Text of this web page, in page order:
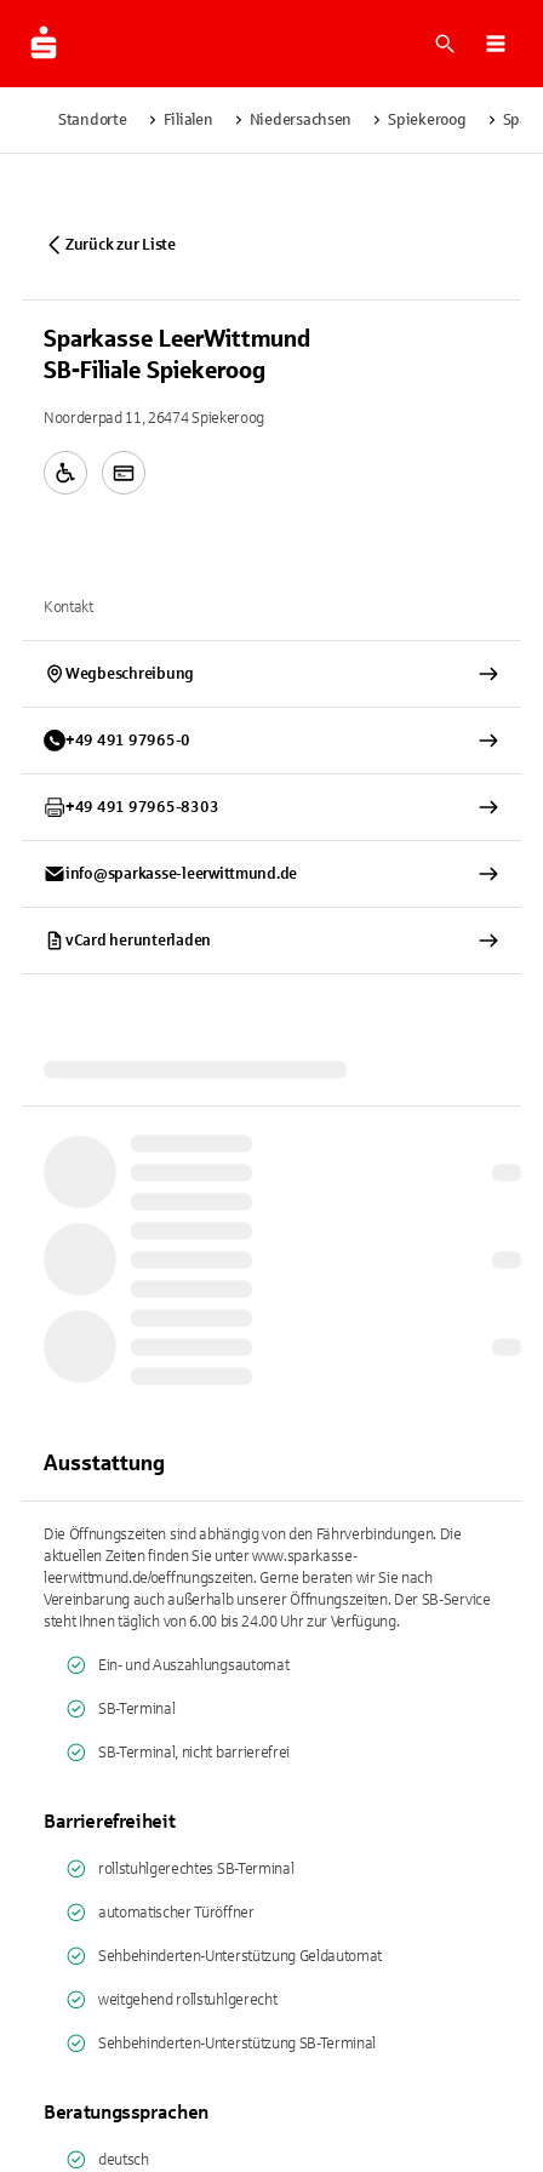
Suche
Standorte Filialen Niedersachsen Spiekeroog
Zurück zur Liste
Sparkasse LeerWittmund
SB-Filiale Spiekeroog
Noorderpad 11, 26474 Spiekeroog
Kontakt
Wegbeschreibung
+49 491 97965-0
+49 491 97965-8303
info@sparkasse-leerwittmund.de
vCard herunterladen
Ausstattung
Die Öffnungszeiten sind abhängig von den Fährverbindungen. Die
aktuellen Zeiten finden Sie unter www.sparkasse-
leerwittmund.de/oeffnungszeiten. Gerne beraten wir Sie nach
Vereinbarung auch außerhalb unserer Öffnungszeiten. Der SB-Service
steht Ihnen täglich von 6.00 bis 24.00 Uhr zur Verfügung.
Ein- und Auszahlungsautomat
SB-Terminal
SB-Terminal, nicht barrierefrei
Barrierefreiheit
rollstuhlgerechtes SB-Terminal
automatischer Türöffner
Sehbehinderten-Unterstützung Geldautomat
weitgehend rollstuhlgerecht
Sehbehinderten-Unterstützung SB-Terminal
Beratungssprachen
deutsch